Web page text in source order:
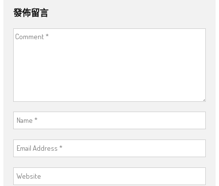
發佈留言